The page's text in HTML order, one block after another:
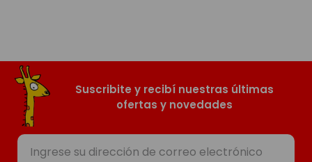
Suscribite y recibí nuestras últimas
ofertas y novedades